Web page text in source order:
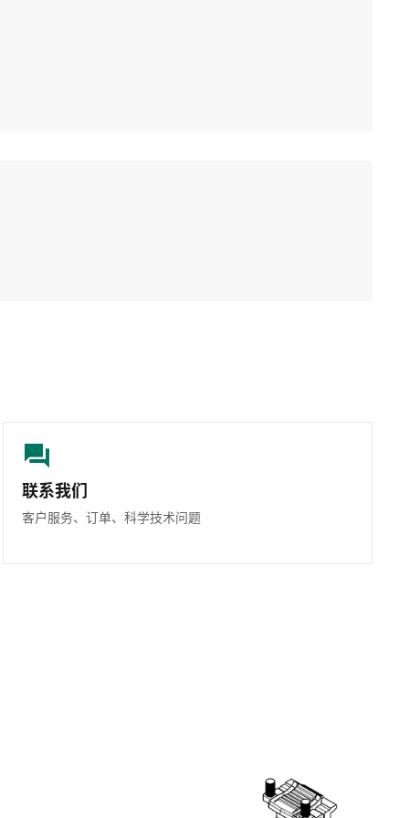
联系我们
客户服务、订单、科学技术问题